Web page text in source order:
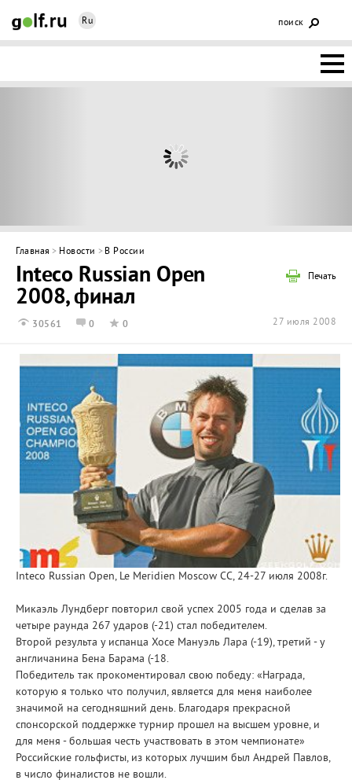
Ru поиск
ГОЛЬФ-
ИНТЕРАКТИВ
Главная > Новости > В России
Печать
Inteco Russian Open
2008, финал
30561 0 0 27 июля 2008
Inteco Russian Open, Le Meridien Moscow CC, 24-27 июля 2008г.
Микаэль Лундберг повторил свой успех 2005 года и сделав за
четыре раунда 267 ударов (-21) стал победителем.
Второй результа у испанца Хосе Мануэль Лара (-19), третий - у
англичанина Бена Барама (-18.
Победитель так прокоментировал свою победу: «Награда,
которую я только что получил, является для меня наиболее
значимой на сегодняшний день. Благодаря прекрасной
спонсорской поддержке турнир прошел на высшем уровне, и
для меня - большая честь участвовать в этом чемпионате»
Российские гольфисты, из которых лучшим был Андрей Павлов,
в число финалистов не вошли.